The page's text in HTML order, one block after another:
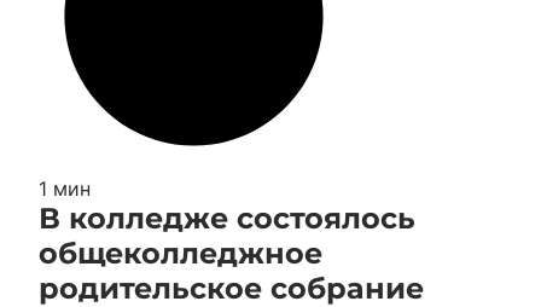
1 мин
В колледже состоялось
общеколледжное
родительское собрание